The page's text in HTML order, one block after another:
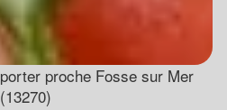
proche Fosse sur Mer
(13270)